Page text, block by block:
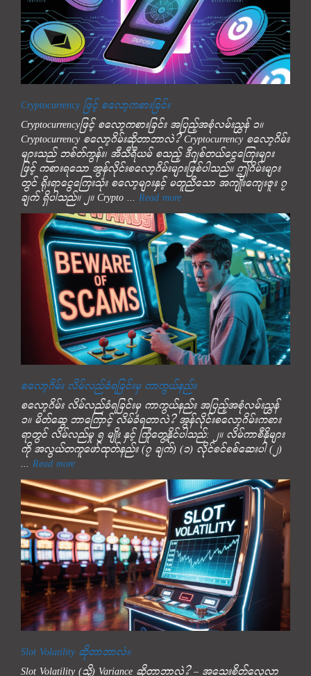
Cryptocurrency ဖြင့် စလော့ကစားခြင်း
Cryptocurrencyဖြင့် စလော့ကစားခြင်း အပြည့်အစုံလမ်းညွှန် ၁။
Cryptocurrency စလော့ဂိမ်းဆိုတာဘာလဲ? Cryptocurrency စလော့ဂိမ်း
များသည် ဘစ်တ်ကွန်း၊ အီသီရီယမ် စသည့် ဒီဂျစ်တယ်ငွေကြေးများ
ဖြင့် ကစားရသော အွန်လိုင်းစလော့ဂိမ်းများဖြစ်ပါသည်။ ဤဂိမ်းများ
တွင် ရိုးရာငွေကြေးသုံး စလော့များနှင့် မတူညီသော အကျိုးကျေးဇူး ၇
ချက် ရှိပါသည်။ ၂။ Crypto ... Read more
စလော့ဂိမ်း လိမ်လည်ခံရခြင်းမှ ကာကွယ်နည်း
စလော့ဂိမ်း လိမ်လည်ခံရခြင်းမှ ကာကွယ်နည်း အပြည့်အစုံလမ်းညွှန်
၁။ မိတ်ဆွေ ဘာကြောင့် လိမ်ခံရတာလဲ? အွန်လိုင်းစလော့ဂိမ်းကစား
ရာတွင် လိမ်လည်မှု ၅ မျိုး နှင့် ကြုံတွေ့နိုင်ပါသည်: ၂။ လိမ်ကာစီနိုများ
ကို အလွယ်တကူဖော်ထုတ်နည်း (၇ ချက်) (၁) လိုင်စင်စစ်ဆေးပါ (၂)
... Read more
Slot Volatility ဆိုတာဘာလဲ။